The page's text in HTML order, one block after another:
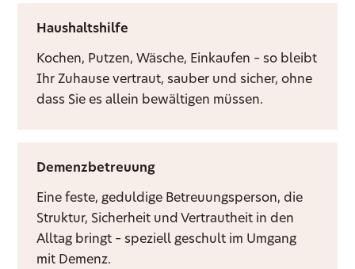
Haushaltshilfe
Kochen, Putzen, Wäsche, Einkaufen – so bleibt
Ihr Zuhause vertraut, sauber und sicher, ohne
dass Sie es allein bewältigen müssen.
Demenzbetreuung
Eine feste, geduldige Betreuungsperson, die
Struktur, Sicherheit und Vertrautheit in den
Alltag bringt – speziell geschult im Umgang
mit Demenz.